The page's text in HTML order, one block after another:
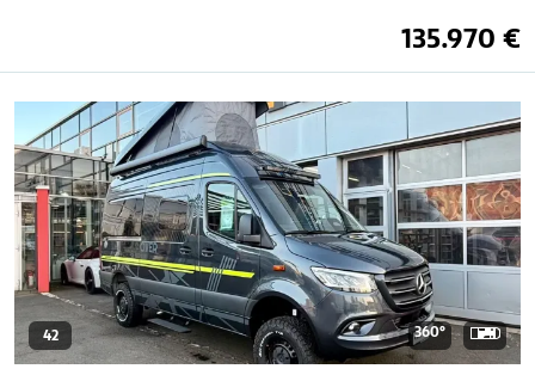
135.970 €
42 360°